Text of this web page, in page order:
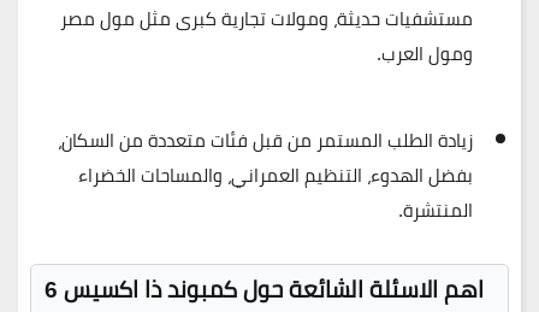
مستشفيات حديثة، ومولات تجارية كبرى مثل مول مصر
ومول العرب.
زيادة الطلب المستمر من قبل فئات متعددة من السكان،
بفضل الهدوء، التنظيم العمراني، والمساحات الخضراء
المنتشرة.
اهم الاسئلة الشائعة حول كمبوند ذا اكسيس 6